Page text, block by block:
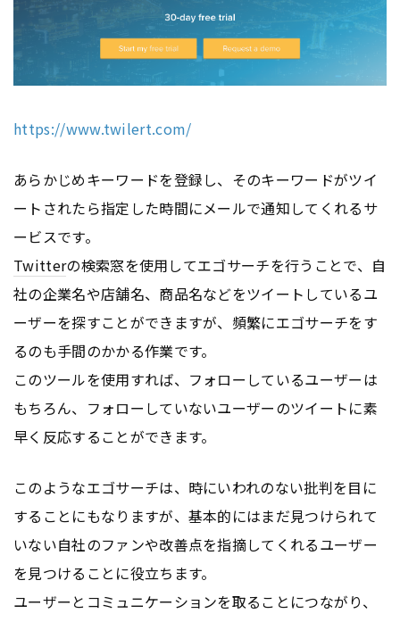
https://www.twilert.com/
あらかじめキーワードを登録し、そのキーワードがツイ
ートされたら指定した時間にメールで通知してくれるサ
ービスです。
Twitterの検索窓を使用してエゴサーチを行うことで、自
社の企業名や店舗名、商品名などをツイートしているユ
ーザーを探すことができますが、頻繁にエゴサーチをす
るのも手間のかかる作業です。
このツールを使用すれば、フォローしているユーザーは
もちろん、フォローしていないユーザーのツイートに素
早く反応することができます。
このようなエゴサーチは、時にいわれのない批判を目に
することにもなりますが、基本的にはまだ見つけられて
いない自社のファンや改善点を指摘してくれるユーザー
を見つけることに役立ちます。
ユーザーとコミュニケーションを取ることにつながり、